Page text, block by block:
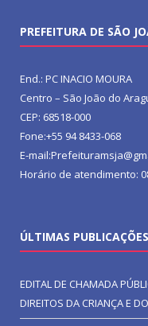
PREFEITURA DE SÃO
End.: PC INACIO MOURA
Centro – São João do
CEP: 68518-000
Fone:+55 94 8433-068
E-
Horário de atendimento:
ÚLTIMAS PUBLICAÇÕES
EDITAL DE CHAMADA
DIREITOS DA CRIANÇA E